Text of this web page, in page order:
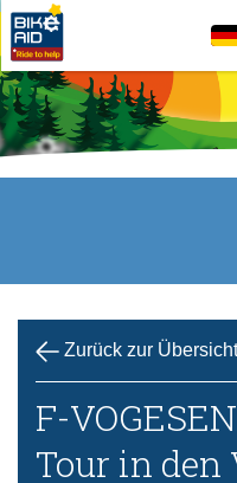
Zurück zur Übersicht
F-
Tour in den